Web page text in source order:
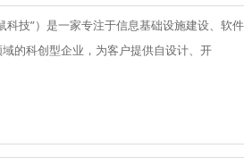
技”）是一家专注于信息基础设施建设、软
的科创型企业，为客户提供自设计、开